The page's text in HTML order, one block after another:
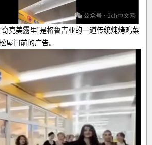
奇克美露里”是格鲁吉亚的一道传统炖烤鸡菜
屋门前的广告。